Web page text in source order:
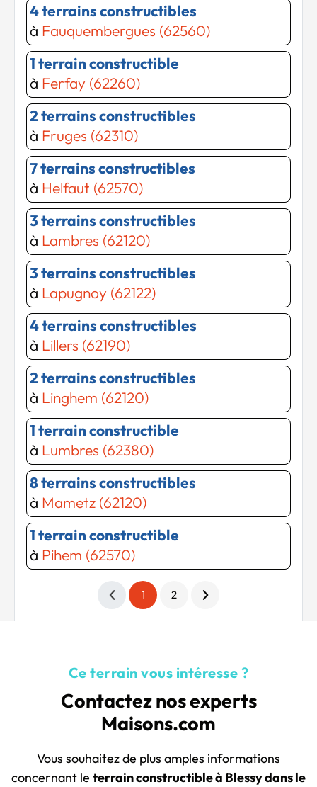
Chargement...
Chargement...
4 terrains constructibles
à Fauquembergues (62560)
1 terrain constructible
à Ferfay (62260)
2 terrains constructibles
à Fruges (62310)
7 terrains constructibles
à Helfaut (62570)
3 terrains constructibles
à Lambres (62120)
3 terrains constructibles
à Lapugnoy (62122)
4 terrains constructibles
à Lillers (62190)
2 terrains constructibles
à Linghem (62120)
1 terrain constructible
à Lumbres (62380)
8 terrains constructibles
à Mametz (62120)
1 terrain constructible
à Pihem (62570)
1 2
Ce terrain vous intéresse ?
Contactez nos experts
Maisons.com
Vous souhaitez de plus amples informations
concernant le terrain constructible à Blessy dans le